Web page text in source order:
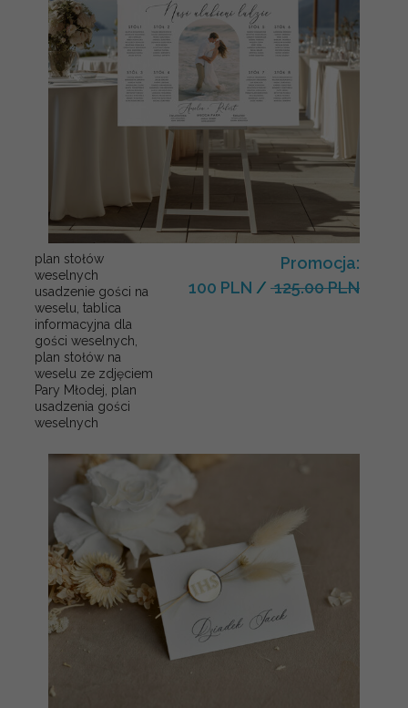
plan stołów
weselnych
usadzenie gości na
weselu, tablica
informacyjna dla
gości weselnych,
plan stołów na
weselu ze zdjęciem
Pary Młodej, plan
usadzenia gości
weselnych
Promocja:
100 PLN / 125.00 PLN